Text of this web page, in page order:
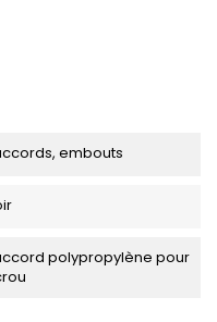
embouts
polypropylène pour